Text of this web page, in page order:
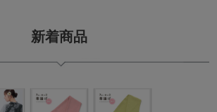
新着商品